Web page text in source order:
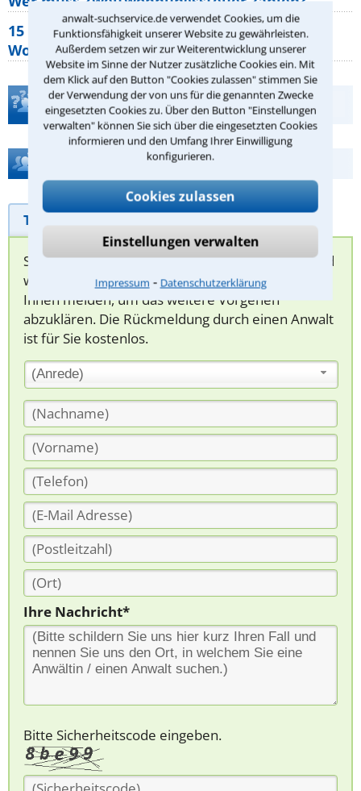
anwalt-suchservice.de verwendet Cookies, um die
Funktionsfähigkeit unserer Website zu gewährleisten.
Außerdem setzen wir zur Weiterentwicklung unserer
Website im Sinne der Nutzer zusätzliche Cookies ein. Mit
dem Klick auf den Button "Cookies zulassen" stimmen Sie
der Verwendung der von uns für die genannten Zwecke
eingesetzten Cookies zu. Über den Button "Einstellungen
verwalten" können Sie sich über die eingesetzten Cookies
informieren und den Umfang Ihrer Einwilligung
konfigurieren.
Cookies zulassen
Einstellungen verwalten
Impressum ⁃ Datenschutzerklärung
15 elementare Rechte, die jeder
Wohnungseigentümer kennen sollte
Teste Dein Rechtswissen
Hilfe bei Ihrer Anwaltsuche?
Telefonhilfe
Sie können hier Ihren Fall schildern. Anschließend
werden sich spezialisierte Rechtsanwälte bei
Ihnen melden, um das weitere Vorgehen
abzuklären. Die Rückmeldung durch einen Anwalt
ist für Sie kostenlos.
(Anrede)
Ihre Nachricht*
Bitte Sicherheitscode eingeben.